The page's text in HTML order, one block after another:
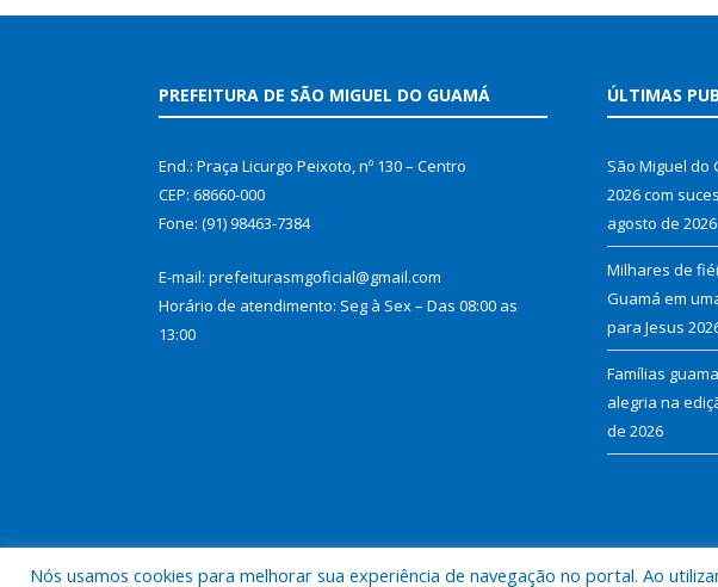
PREFEITURA DE SÃO MIGUEL DO GUAMÁ
End.: Praça Licurgo Peixoto, nº 130 – Centro
CEP: 68660-000
Fone: (91) 98463-7384
E-mail: prefeiturasmgoficial@gmail.com
Horário de atendimento: Seg à Sex – Das 08:00 as
13:00
ÚLTIMAS
São Miguel do
2026 com
agosto de 2026
Milhares de
Guamá em
para Jesus
Famílias
alegria na
de 2026
Nós usamos cookies para melhorar sua experiência de navegação no portal. Ao